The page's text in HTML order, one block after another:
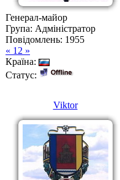
Генерал-майор
Група: Адміністратор
Повідомлень: 1955
« 12 »
Країна:
Статус:
Viktor